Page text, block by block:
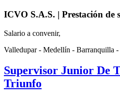
ICVO S.A.S. | Prestación de
Salario a convenir,
Valledupar - Medellín - Barranquilla
Supervisor Junior De
Triunfo